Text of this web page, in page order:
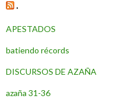
.
APESTADOS
batiendo récords
DISCURSOS DE AZAÑA
azaña 31-36